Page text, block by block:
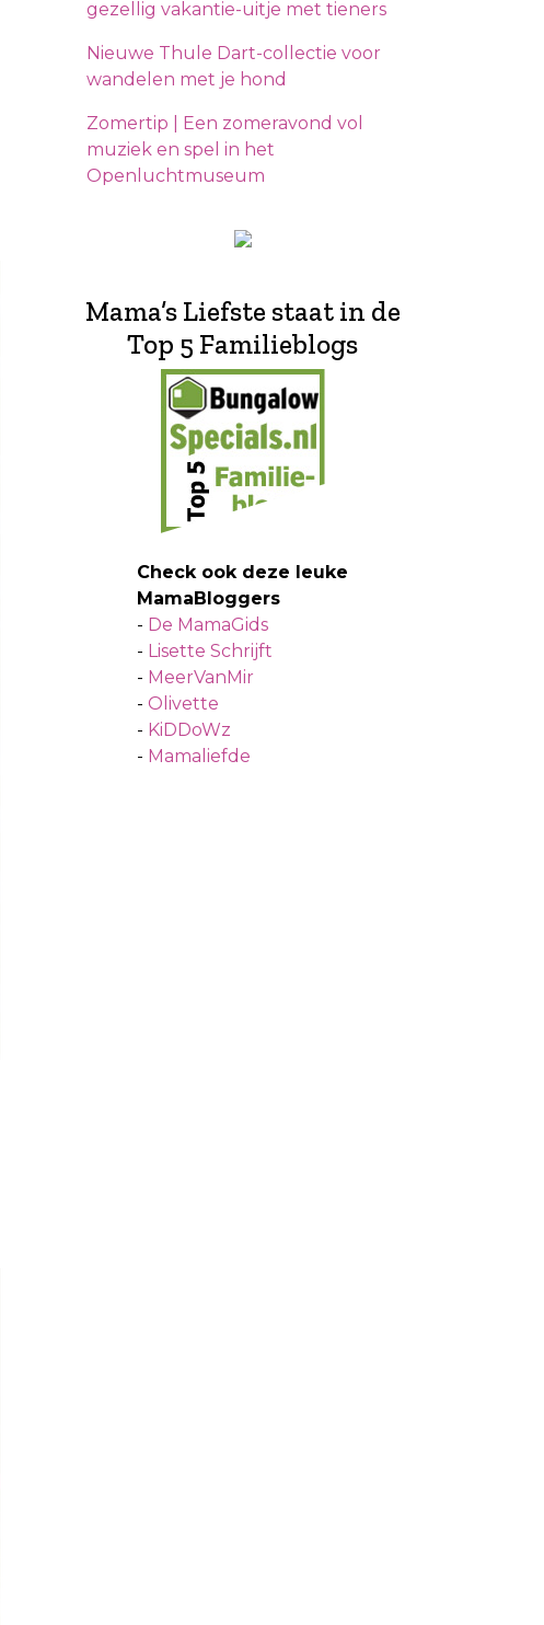
gezellig vakantie-uitje met tieners
Nieuwe Thule Dart-collectie voor
wandelen met je hond
Zomertip | Een zomeravond vol
muziek en spel in het
Openluchtmuseum
Mama’s Liefste staat in de
Top 5 Familieblogs
Check ook deze leuke
MamaBloggers
- De MamaGids
- Lisette Schrijft
- MeerVanMir
- Olivette
- KiDDoWz
- Mamaliefde